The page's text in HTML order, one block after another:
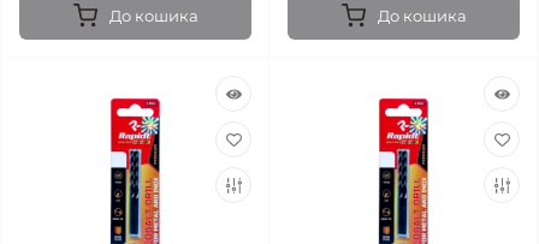
До кошика До кошика